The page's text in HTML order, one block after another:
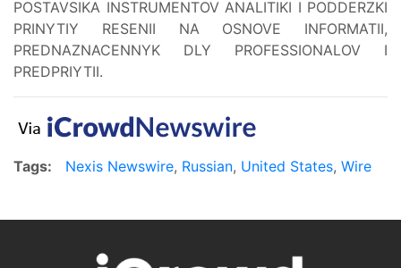
POSTAVSIKA INSTRUMENTOV ANALITIKI I PODDERZKI
PRINYTIY RESENII NA OSNOVE INFORMATII,
PREDNAZNACENNYK DLY PROFESSIONALOV I
PREDPRIYTII.
Tags: Nexis Newswire, Russian, United States, Wire